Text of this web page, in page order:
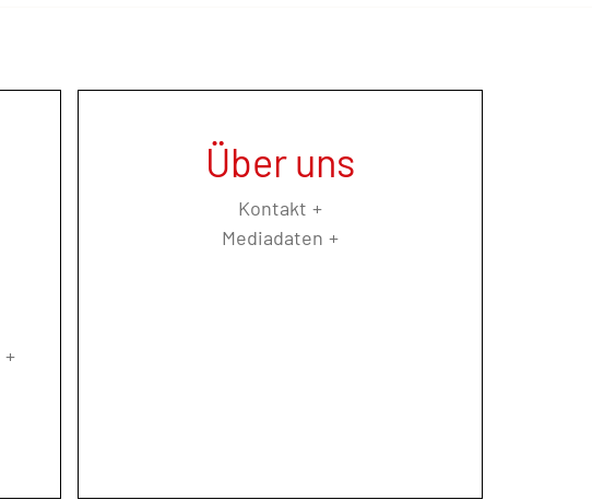
Über uns
Kontakt
Mediadaten